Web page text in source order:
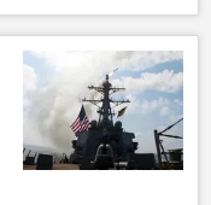
Thế giới